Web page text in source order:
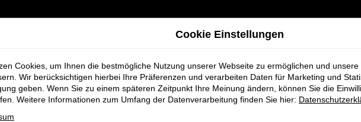
Fahrzeug-Showroom
Cookie Einstellungen
Cookies, um Ihnen die bestmögliche Nutzung unserer Webseite zu ermöglichen und
Wir berücksichtigen hierbei Ihre Präferenzen und verarbeiten Daten für Marketing und
geben. Wenn Sie zu einem späteren Zeitpunkt Ihre Meinung ändern, können Sie die
Weitere Informationen zum Umfang der Datenverarbeitung finden Sie hier: